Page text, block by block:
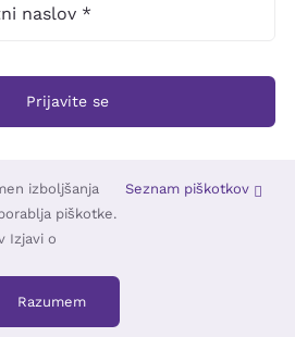
Prijavite se
• Vse pravice pridržane •
izboljšanja
piškotke.
Izjavi o
Seznam piškotkov
Razumem